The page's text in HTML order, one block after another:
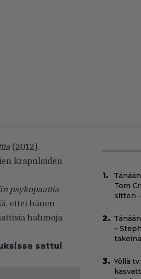
(2012).
krapuloiden
psykopaattia
ettei hänen
hahmoja
sattui
Tom
sitten
–
takeina
Yöllä